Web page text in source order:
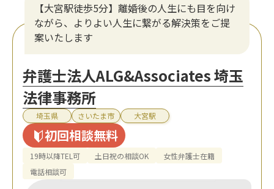
【大宮駅徒歩5分】離婚後の人生にも目を向け
ながら、よりよい人生に繋がる解決策をご提
案いたします
弁護士法人ALG&Associates 埼玉
法律事務所
埼玉県 さいたま市 大宮駅
初回相談無料
19時以降TEL可 土日祝の相談OK
女性弁護士在籍
電話相談可